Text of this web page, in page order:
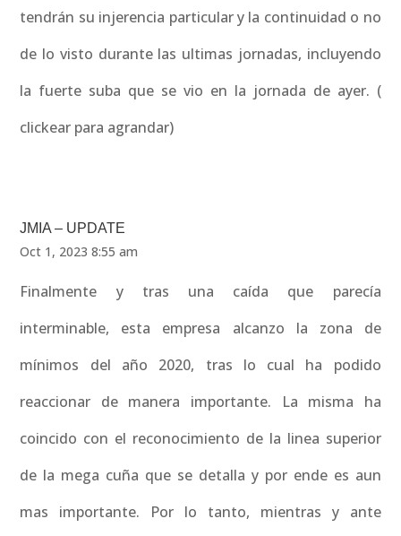
tendrán su injerencia particular y la continuidad o no
de lo visto durante las ultimas jornadas, incluyendo
la fuerte suba que se vio en la jornada de ayer. (
clickear para agrandar)
JMIA – UPDATE
Oct 1, 2023 8:55 am
Finalmente y tras una caída que parecía
interminable, esta empresa alcanzo la zona de
mínimos del año 2020, tras lo cual ha podido
reaccionar de manera importante. La misma ha
coincido con el reconocimiento de la linea superior
de la mega cuña que se detalla y por ende es aun
mas importante. Por lo tanto, mientras y ante